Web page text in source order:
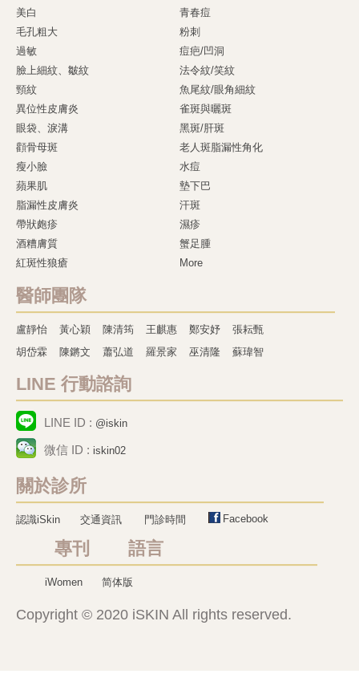
美白
青春痘
毛孔粗大
粉刺
過敏
痘疤/凹洞
臉上細紋、皺紋
法令紋/笑紋
頸紋
魚尾紋/眼角細紋
異位性皮膚炎
雀斑與曬斑
眼袋、淚溝
黑斑/肝斑
顴骨母斑
老人斑脂漏性角化
瘦小臉
水痘
蘋果肌
墊下巴
脂漏性皮膚炎
汗斑
帶狀皰疹
濕疹
酒糟膚質
蟹足腫
紅斑性狼瘡
More
醫師團隊
盧靜怡 黃心穎 陳清筠 王麒惠 鄭安妤
張耘甄
胡岱霖
陳鏘文 蕭弘道 羅景家 巫清隆 蘇瑋智
LINE 行動諮詢
LINE ID : @iskin
微信 ID : iskin02
關於診所
認識iSkin 交通資訊 門診時間 Facebook
專刊 語言
iWomen 简体版
Copyright © 2020 iSKIN All rights reserved.